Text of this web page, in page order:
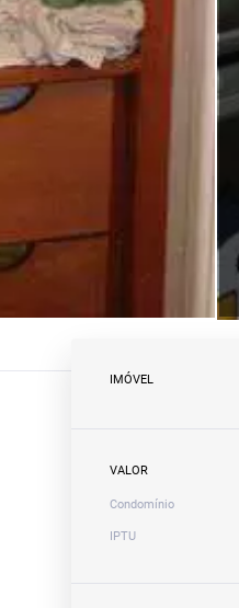
IMÓVEL
VALOR
Condomínio
IPTU